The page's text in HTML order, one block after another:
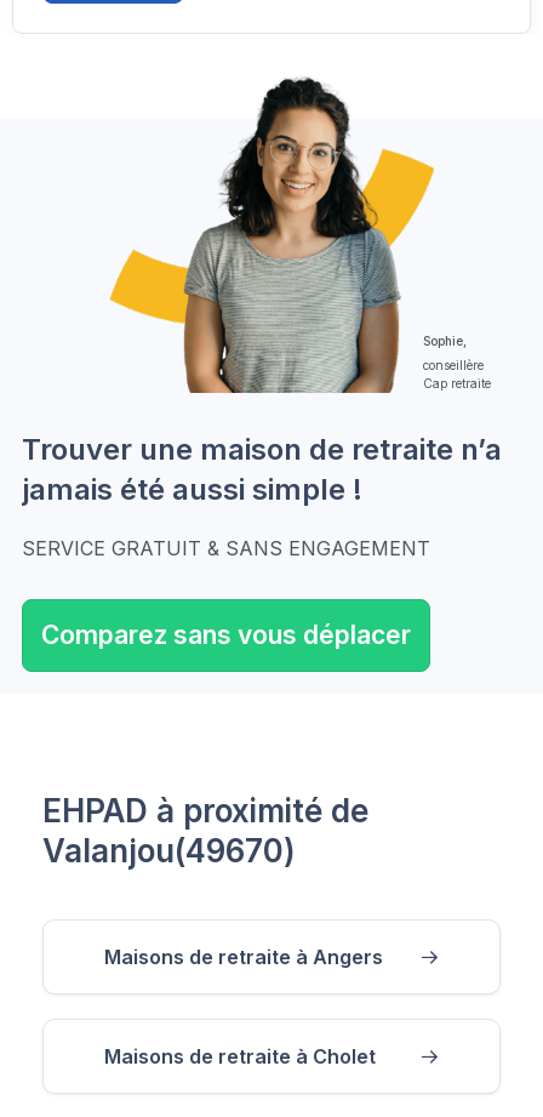
Sophie,
conseillère
Cap retraite
Trouver une maison de retraite n’a
jamais été aussi simple !
SERVICE GRATUIT & SANS ENGAGEMENT
Comparez sans vous déplacer
EHPAD à proximité de
Valanjou(49670)
Maisons de retraite à Angers
Maisons de retraite à Cholet